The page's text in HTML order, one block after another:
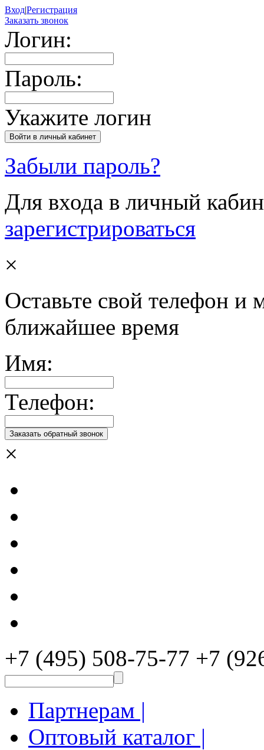
Вход|Регистрация
Заказать звонок
Логин:
Пароль:
Укажите логин
Забыли пароль?
Для входа в личный
зарегистрироваться
×
Оставьте свой телефон и
ближайшее время
Имя:
Телефон:
×
+7 (495) 508-75-77 +7
Партнерам |
Оптовый каталог |